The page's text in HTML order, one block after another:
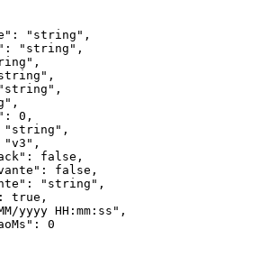
"string",
"string",
0,
false,
false,
"string",
true,
yyyy HH:mm:ss",
0